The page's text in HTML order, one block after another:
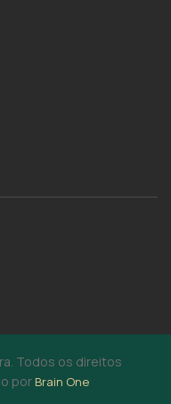
Todos os direitos
por Brain One